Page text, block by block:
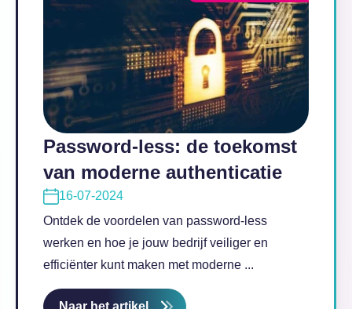
Password-less: de toekomst
van moderne authenticatie
16-07-2024
Ontdek de voordelen van password-less
werken en hoe je jouw bedrijf veiliger en
efficiënter kunt maken met moderne ...
Naar het artikel